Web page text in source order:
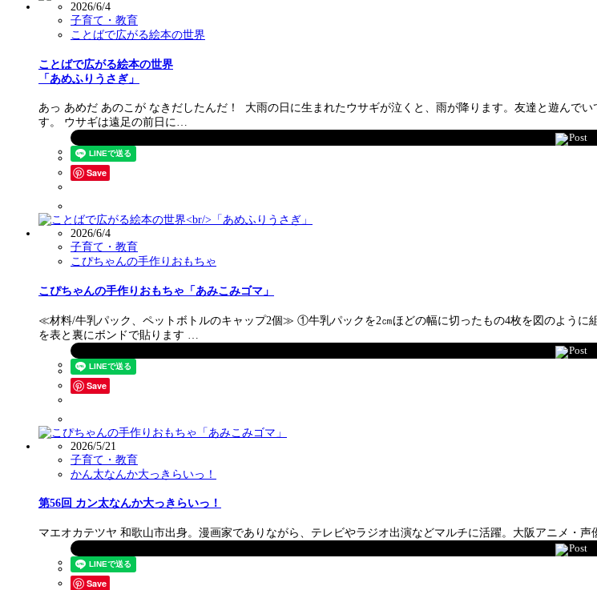
2026/6/4
子育て・教育
ことばで広がる絵本の世界
ことばで広がる絵本の世界
「あめふりうさぎ」
あっ あめだ あのこが なきだしたんだ！ 大雨の日に生まれたウサギが泣くと、雨が降ります。友達と遊んで
す。 ウサギは遠足の前日に…
Post
Save
2026/6/4
子育て・教育
こぴちゃんの手作りおもちゃ
こぴちゃんの手作りおもちゃ「あみこみゴマ」
≪材料/牛乳パック、ペットボトルのキャップ2個≫ ①牛乳パックを2㎝ほどの幅に切ったもの4枚を図のよう
を表と裏にボンドで貼ります …
Post
Save
2026/5/21
子育て・教育
かん太なんか大っきらいっ！
第56回 カン太なんか大っきらいっ！
マエオカテツヤ 和歌山市出身。漫画家でありながら、テレビやラジオ出演などマルチに活躍。大阪アニメ・
Post
Save